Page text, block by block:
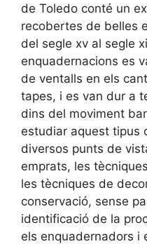
de Toledo conté un
recobertes de belles
del segle xv al segle
enquadernacions es
de ventalls en els
tapes, i es van dur a
dins del moviment
estudiar aquest tipus
diversos punts de
emprats, les
les tècniques de
conservació, sense
identificació de la
els enquadernadors i